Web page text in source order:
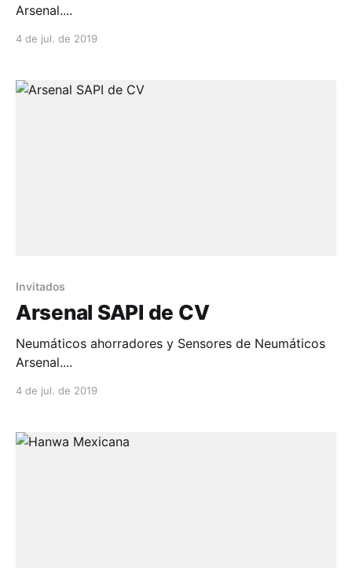
Arsenal....
4 de jul. de 2019
Invitados
Arsenal SAPI de CV
Neumáticos ahorradores y Sensores de Neumáticos
Arsenal....
4 de jul. de 2019